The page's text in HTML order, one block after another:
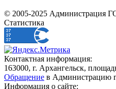
© 2005-2025 Администрация
Статистика
Контактная информация:
163000, г. Архангельск,
Обращение в Администрацию
Информация о сайте: